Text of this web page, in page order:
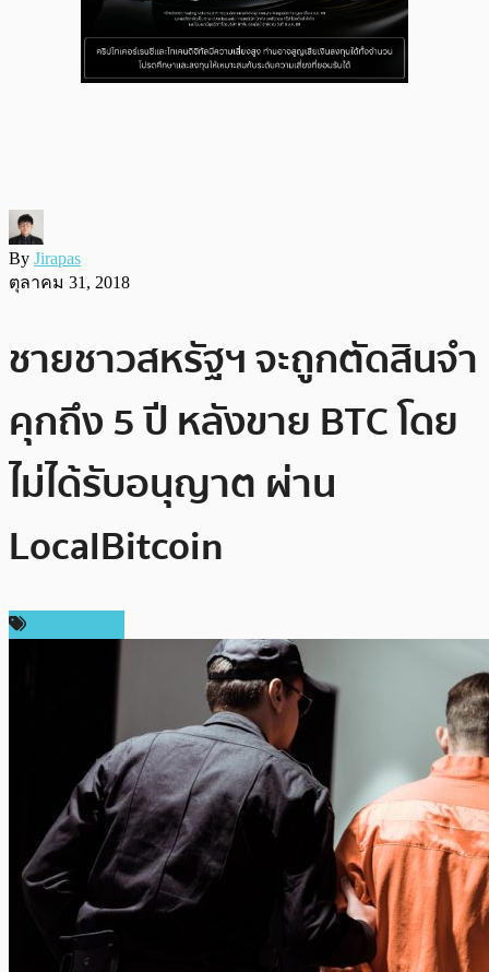
By Jirapas
ตุลาคม 31, 2018
ชายชาวสหรัฐฯ จะถูกตัดสินจำ
คุกถึง 5 ปี หลังขาย BTC โดย
ไม่ได้รับอนุญาต ผ่าน
LocalBitcoin